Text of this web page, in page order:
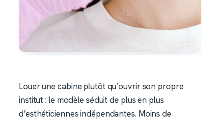
Louer une cabine plutôt qu’ouvrir son propre
institut : le modèle séduit de plus en plus
d’esthéticiennes indépendantes. Moins de